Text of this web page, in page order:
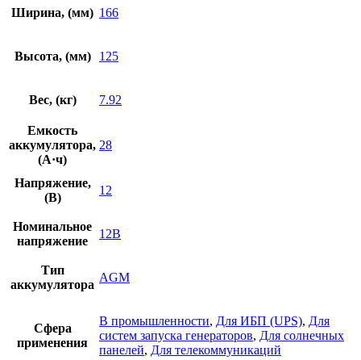
Ширина, (мм) 166
Высота, (мм) 125
Вес, (кг) 7.92
Емкость
аккумулятора,
(А·ч)
28
Напряжение,
(В)
12
Номинальное
напряжение
12В
Тип
аккумулятора
AGM
Сфера
применения
В промышленности, Для ИБП (UPS), Для
систем запуcка генераторов, Для солнечных
панелей, Для телекоммуникаций